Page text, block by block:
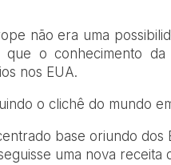
não era uma
que o conhecimento
nos EUA.
o clichê do mundo
base oriundo dos
uma nova receita